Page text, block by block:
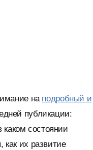
на подробный и
публикации:
каком состоянии
их развитие